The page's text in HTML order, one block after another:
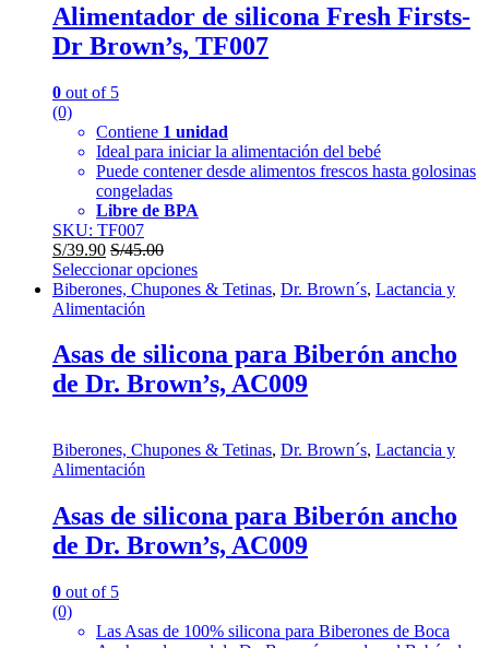
Alimentador de silicona Fresh Firsts-
Dr Brown’s, TF007
0 out of 5
(0)
Contiene 1 unidad
Ideal para iniciar la alimentación del bebé
Puede contener desde alimentos frescos hasta golosinas
congeladas
Libre de BPA
SKU: TF007
S/39.90 S/45.00
Seleccionar opciones
Biberones, Chupones & Tetinas, Dr. Brown´s, Lactancia y
Alimentación
Asas de silicona para Biberón ancho
de Dr. Brown’s, AC009
Biberones, Chupones & Tetinas, Dr. Brown´s, Lactancia y
Alimentación
Asas de silicona para Biberón ancho
de Dr. Brown’s, AC009
0 out of 5
(0)
Las Asas de 100% silicona para Biberones de Boca